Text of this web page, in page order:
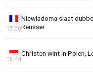
Niewiadoma slaat
Reusser
17:50
Christen wint in Polen,
16:44